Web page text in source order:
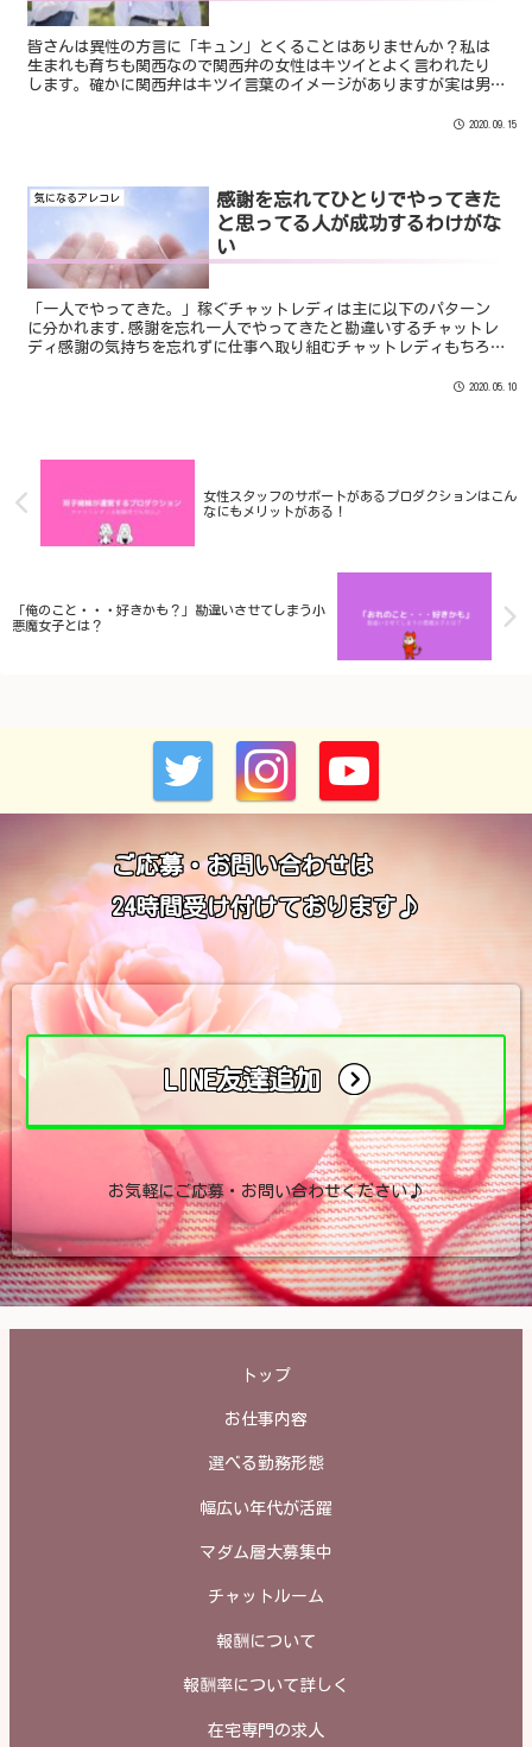
皆さんは異性の方言に「キュン」とくることはありませんか？私は
生まれも育ちも関西なので関西弁の女性はキツイとよく言われたり
します。確かに関西弁はキツイ言葉のイメージがありますが実は男
2020.09.15
気になるアレコレ
感謝を忘れてひとりでやってきた
と思ってる人が成功するわけがな
い
「一人でやってきた。」稼ぐチャットレディは主に以下のパターン
に分かれます.感謝を忘れ一人でやってきたと勘違いするチャットレ
ディ感謝の気持ちを忘れずに仕事へ取り組むチャットレディもちろ
2020.05.10
女性スタッフのサポートがあるプロダクションはこん
なにもメリットがある！
「俺のこと・・・好きかも？」勘違いさせてしまう小
悪魔女子とは？
ご応募・お問い合わせは
24時間受け付けております♪
LINE友達追加
お気軽にご応募・お問い合わせください♪
トップ
お仕事内容
選べる勤務形態
幅広い年代が活躍
マダム層大募集中
チャットルーム
報酬について
報酬率について詳しく
在宅専門の求人